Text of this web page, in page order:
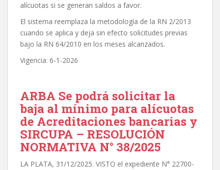
alícuotas si se generan saldos a favor.
El sistema reemplaza la metodología de la RN 2/2013
cuando se aplica y deja sin efecto solicitudes previas
bajo la RN 64/2010 en los meses alcanzados.
Vigencia: 6-1-2026
ARBA Se podrá solicitar la
baja al mínimo para alícuotas
de Acreditaciones bancarias y
SIRCUPA – RESOLUCIÓN
NORMATIVA N° 38/2025
LA PLATA, 31/12/2025. VISTO el expediente N° 22700-